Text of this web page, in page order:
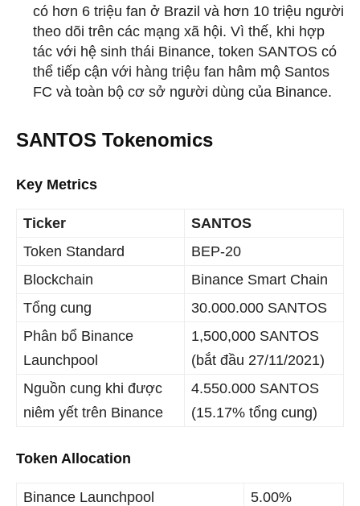
có hơn 6 triệu fan ở Brazil và hơn 10 triệu người
theo dõi trên các mạng xã hội. Vì thế, khi hợp
tác với hệ sinh thái Binance, token SANTOS có
thể tiếp cận với hàng triệu fan hâm mộ Santos
FC và toàn bộ cơ sở người dùng của Binance.
SANTOS Tokenomics
Key Metrics
Ticker
SANTOS
Token Standard
BEP-20
Blockchain
Binance Smart Chain
Tổng cung
30.000.000 SANTOS
Phân bổ Binance
Launchpool
1,500,000 SANTOS
(bắt đầu 27/11/2021)
Nguồn cung khi được
niêm yết trên Binance
4.550.000 SANTOS
(15.17% tổng cung)
Token Allocation
Binance Launchpool
5.00%